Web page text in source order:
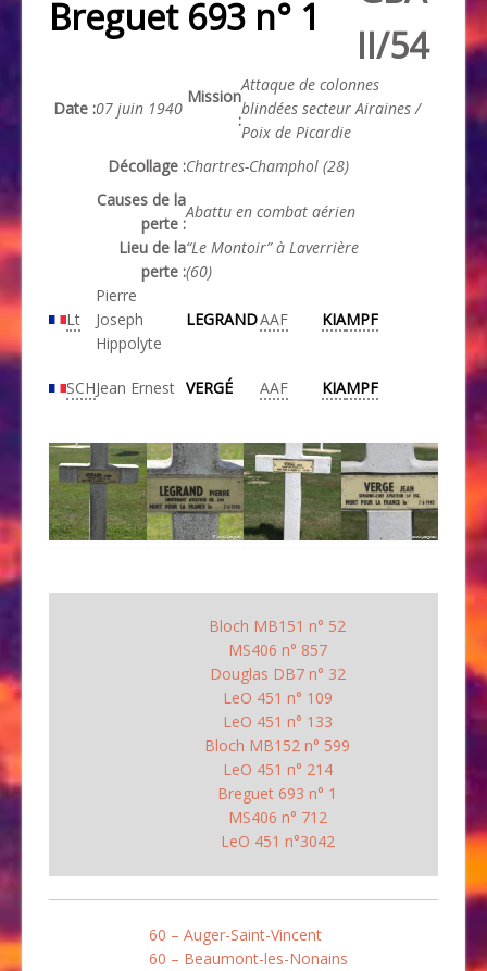
Breguet 693 n° 1
II/54
Date :07 juin 1940
Mission
:
Attaque de colonnes
blindées secteur Airaines /
Poix de Picardie
Décollage :Chartres-Champhol (28)
Causes de la
perte :
Abattu en combat aérien
Lieu de la
perte :
“Le Montoir” à Laverrière
(60)
Lt
Pierre
Joseph
Hippolyte
LEGRANDAAF KIAMPF
SCHJean Ernest VERGÉ AAF KIAMPF
Bloch MB151 n° 52
MS406 n° 857
Douglas DB7 n° 32
LeO 451 n° 109
LeO 451 n° 133
Bloch MB152 n° 599
LeO 451 n° 214
Breguet 693 n° 1
MS406 n° 712
LeO 451 n°3042
60 – Auger-Saint-Vincent
60 – Beaumont-les-Nonains